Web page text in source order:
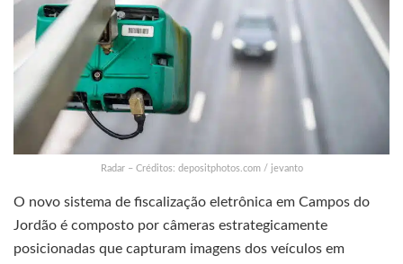
Radar – Créditos: depositphotos.com / jevanto
O novo sistema de fiscalização eletrônica em Campos do
Jordão é composto por câmeras estrategicamente
posicionadas que capturam imagens dos veículos em